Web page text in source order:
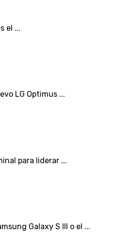
el ...
LG Optimus ...
para liderar ...
Galaxy S III o el ...